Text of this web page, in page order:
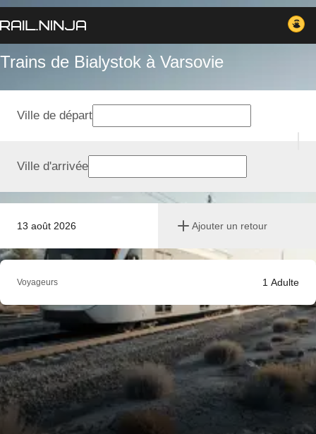
Trains de Bialystok à Varsovie
13 août 2026 Ajouter un retour
Ville de départ
Ville d'arrivée
Voyageurs 1 Adulte